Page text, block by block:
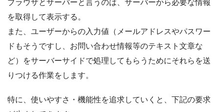
ブラウザとサーバーと言うのは、サーバーから必要な情報
を取得して表示する。
また、ユーザーからの入力値（メールアドレスやパスワー
ドもそうですし、お問い合わせ情報等のテキスト文章な
ど）をサーバーサイドで処理してもらうためにそれらを送
りつける作業をします。
特に、使いやすさ・機能性を追求していくと、下記の要求